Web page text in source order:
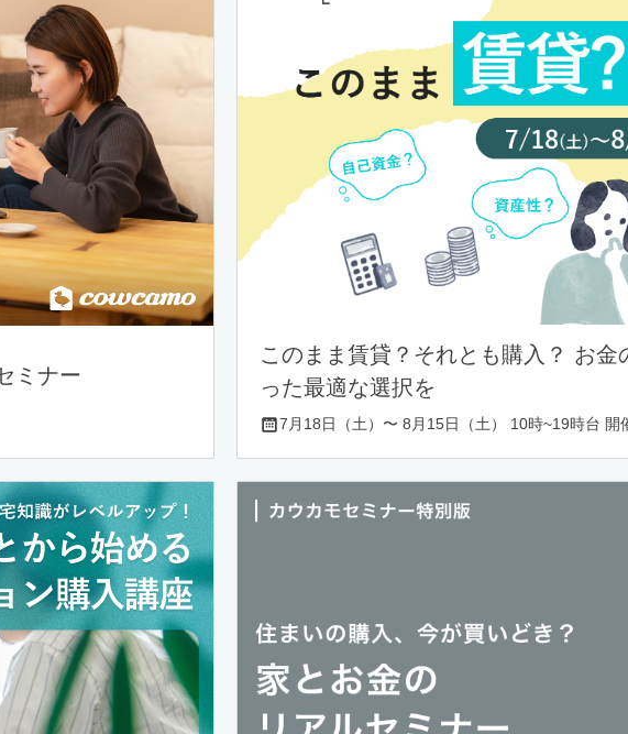
ミナー
このまま賃貸？それとも購入？ お
った最適な選択を
7月18日（土）〜 8月15日（土） 10時~19時台 開